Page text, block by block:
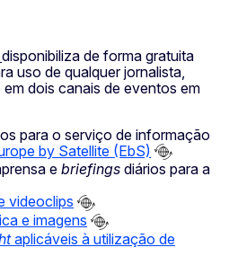
disponibiliza de forma gratuita
uso de qualquer jornalista,
dois canais de eventos em
para o serviço de informação
by Satellite (EbS)
e briefings diários para a
videoclips
e imagens
aplicáveis à utilização de